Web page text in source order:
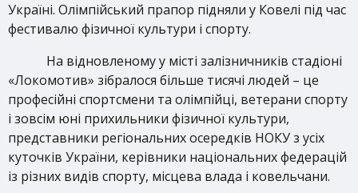
Україні. Олімпійський прапор підняли у Ковелі під час
фестивалю фізичної культури і спорту.
На відновленому у місті залізничників стадіоні
«Локомотив» зібралося більше тисячі людей – це
професійні спортсмени та олімпійці, ветерани спорту
і зовсім юні прихильники фізичної культури,
представники регіональних осередків НОКУ з усіх
куточків України, керівники національних федерацій
із різних видів спорту, місцева влада і ковельчани.